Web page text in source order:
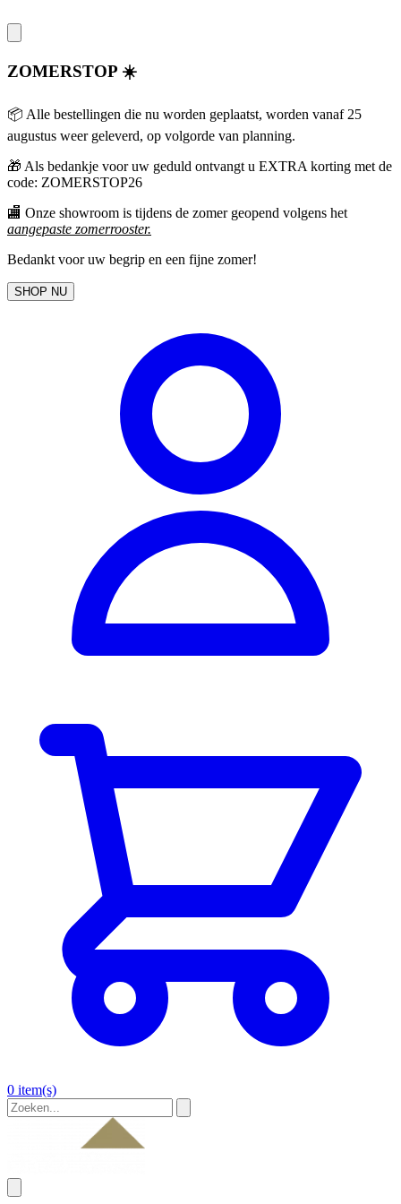
ZOMERSTOP ☀️
📦 Alle bestellingen die nu worden geplaatst, worden vanaf 25
augustus weer geleverd, op volgorde van planning.
🎁 Als bedankje voor uw geduld ontvangt u EXTRA korting met de
code: ZOMERSTOP26
🏬 Onze showroom is tijdens de zomer geopend volgens het
aangepaste zomerrooster.
Bedankt voor uw begrip en een fijne zomer!
SHOP NU
0 item(s)